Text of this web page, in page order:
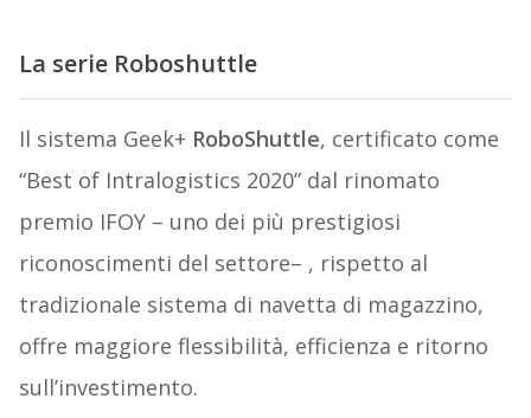
La serie Roboshuttle
Il sistema Geek+ RoboShuttle, certificato come
“Best of Intralogistics 2020” dal rinomato
premio IFOY – uno dei più prestigiosi
riconoscimenti del settore– , rispetto al
tradizionale sistema di navetta di magazzino,
offre maggiore flessibilità, efficienza e ritorno
sull’investimento.